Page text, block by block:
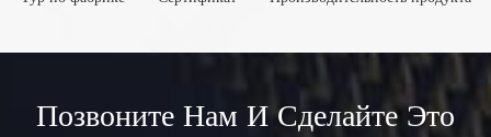
Позвоните Нам И Сделайте Это